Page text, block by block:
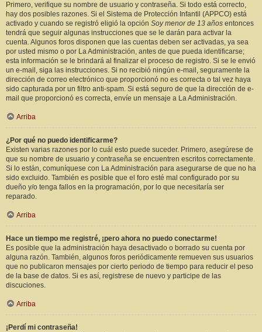
Primero, verifique su nombre de usuario y contraseña. Si todo está correcto,
hay dos posibles razones. Si el Sistema de Protección Infantil (APPCO) está
activado y cuando se registró eligió la opción Soy menor de 13 años entonces
tendrá que seguir algunas instrucciones que se le darán para activar la
cuenta. Algunos foros disponen que las cuentas deben ser activadas, ya sea
por usted mismo o por La Administración, antes de que pueda identificarse;
esta información se le brindará al finalizar el proceso de registro. Si se le envió
un e-mail, siga las instrucciones. Si no recibió ningún e-mail, seguramente la
dirección de correo electrónico que proporcionó no es correcta o tal vez haya
sido capturada por un filtro anti-spam. Si está seguro de que la dirección de e-
mail que proporcionó es correcta, envíe un mensaje a La Administración.
Arriba
¿Por qué no puedo identificarme?
Existen varias razones por lo cuál esto puede suceder. Primero, asegúrese de
que su nombre de usuario y contraseña se encuentren escritos correctamente.
Si lo están, comuníquese con La Administración para asegurarse de que no ha
sido excluido. También es posible que el foro esté mal configurado por su
dueño y/o tenga fallos en la programación, por lo que necesitaría ser
reparado.
Arriba
Hace un tiempo me registré, ¡pero ahora no puedo conectarme!
Es posible que la administración haya desactivado o borrado su cuenta por
alguna razón. También, algunos foros periódicamente remueven sus usuarios
que no publicaron mensajes por cierto periodo de tiempo para reducir el peso
de la base de datos. Si es así, registrese de nuevo y participe de las
discuciones.
Arriba
¡Perdí mi contraseña!